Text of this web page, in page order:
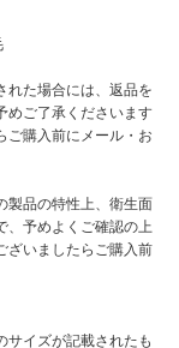
れた場合には、返品を
めご了承くださいます
ご購入前にメール・お
製品の特性上、衛生面
、予めよくご確認の上
ざいましたらご購入前
サイズが記載されたも